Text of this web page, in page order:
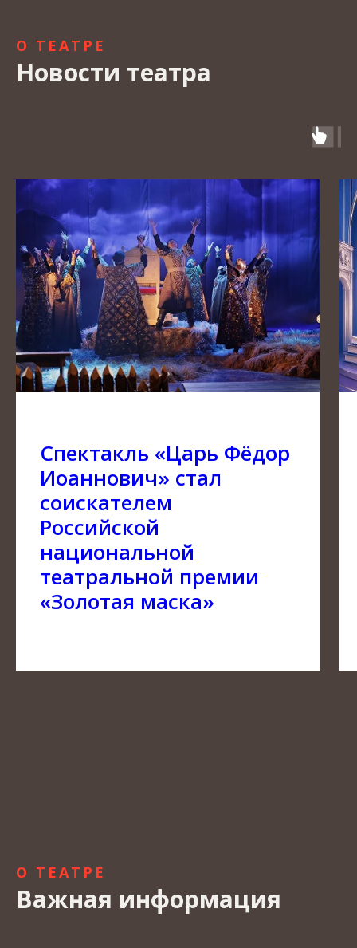
О ТЕАТРЕ
Новости театра
Спектакль «Царь Фёдор
Иоаннович» стал
соискателем
Российской
национальной
театральной премии
«Золотая маска»
О ТЕАТРЕ
Важная информация